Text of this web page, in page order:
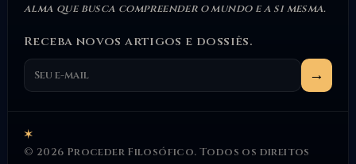
alma que busca compreender o mundo e a si mesma.
Receba novos artigos e dossiês.
→
✶
© 2026 Proceder Filosófico. Todos os direitos